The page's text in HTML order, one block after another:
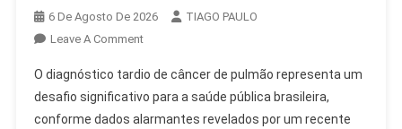
6 De Agosto De 2026
TIAGO PAULO
Leave A CommentOn
Tardio
De
Câncer
O diagnóstico tardio de câncer de pulmão representa um
desafio significativo para a saúde pública brasileira,
conforme dados alarmantes revelados por um recente